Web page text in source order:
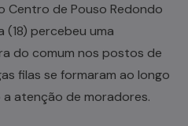
Centro de Pouso Redondo
percebeu uma
do comum nos postos de
filas se formaram ao longo
a atenção de moradores.